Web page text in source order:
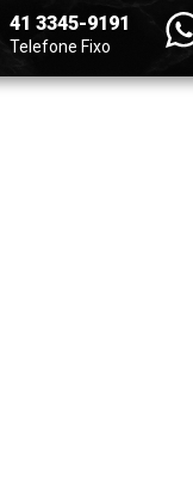
41 3345-9191
Telefone Fixo